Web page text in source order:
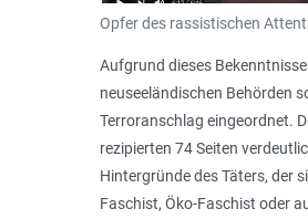
Opfer des rassistischen
Aufgrund dieses
neuseeländischen Behörden
Terroranschlag eingeordnet.
rezipierten 74 Seiten
Hintergründe des Täters, der
Faschist, Öko-Faschist oder